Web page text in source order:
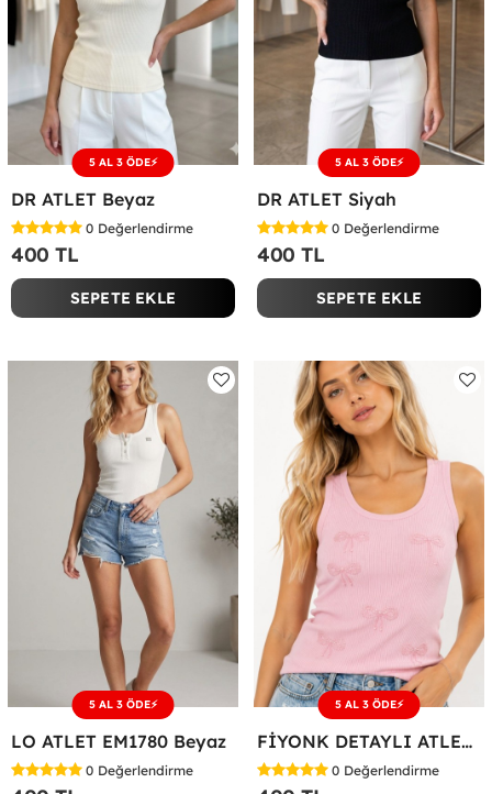
5 AL 3 ÖDE⚡
DR ATLET Beyaz
0 Değerlendirme
400 TL
SEPETE EKLE
5 AL 3 ÖDE⚡
DR ATLET Siyah
0 Değerlendirme
400 TL
SEPETE EKLE
5 AL 3 ÖDE⚡
LO ATLET EM1780 Beyaz
0 Değerlendirme
5 AL 3 ÖDE⚡
FİYONK DETAYLI ATLET Pembe
0 Değerlendirme